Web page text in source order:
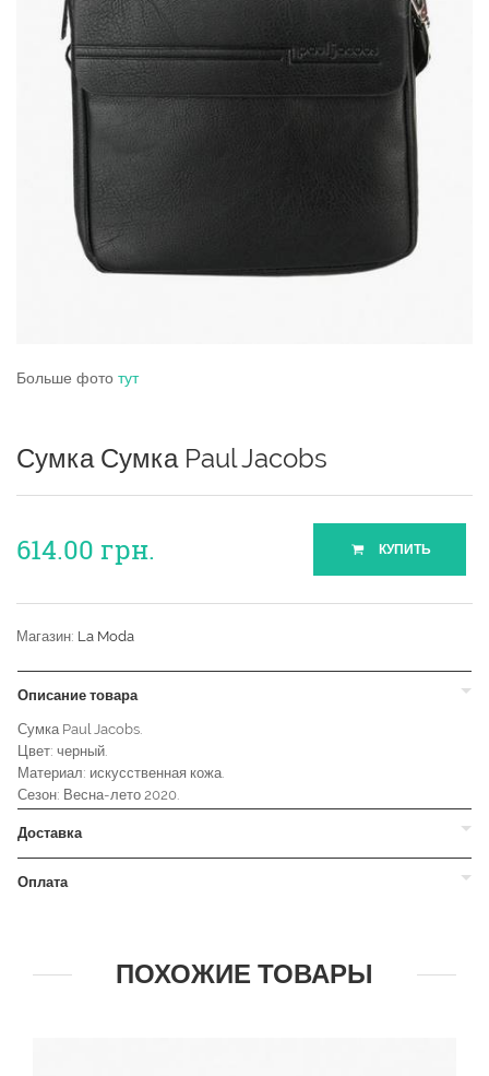
Больше фото тут
Сумка Сумка Paul Jacobs
614.00 грн. КУПИТЬ
Магазин: La Moda
Описание товара
Сумка Paul Jacobs.
Цвет: черный.
Материал: искусственная кожа.
Сезон: Весна-лето 2020.
Доставка
Оплата
ПОХОЖИЕ ТОВАРЫ